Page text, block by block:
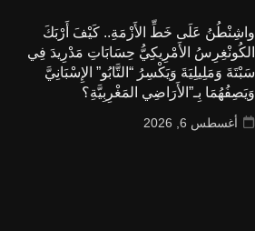
واشِنْطُنُ عَلَى خَطِّ الأَزْمَةِ.. كَيْفَ أَرْبَكَ
الكُونْغِرِسُ الأَمْرِيكِيُّ حِسَابَاتِ مَدْرِيدَ فِي
سَبْتَةَ وَمَلِيلِيَةَ وَيَكْسِرُ “التَّابُو” الإِسْبَانِيَّ
وَيَصِفُهُمَا بِـ”الأَرَاضِي المَغْرِبِيَّةِ؟
أغسطس 6, 2026